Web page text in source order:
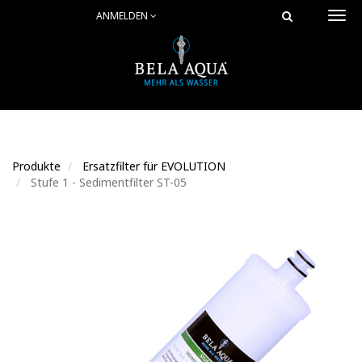
ANMELDEN
Produkte
Ersatzfilter für EVOLUTION
Stufe 1 - Sedimentfilter ST-05